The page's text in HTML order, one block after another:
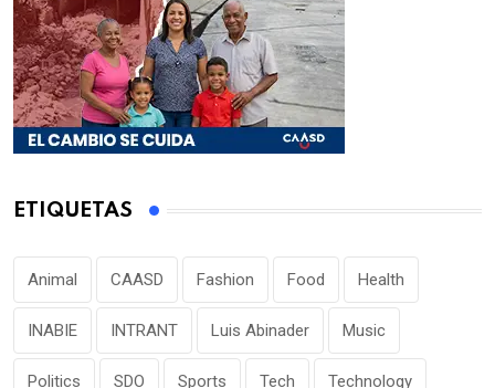
ETIQUETAS
Animal CAASD Fashion Food Health
INABIE INTRANT Luis Abinader Music
Politics SDO Sports Tech Technology